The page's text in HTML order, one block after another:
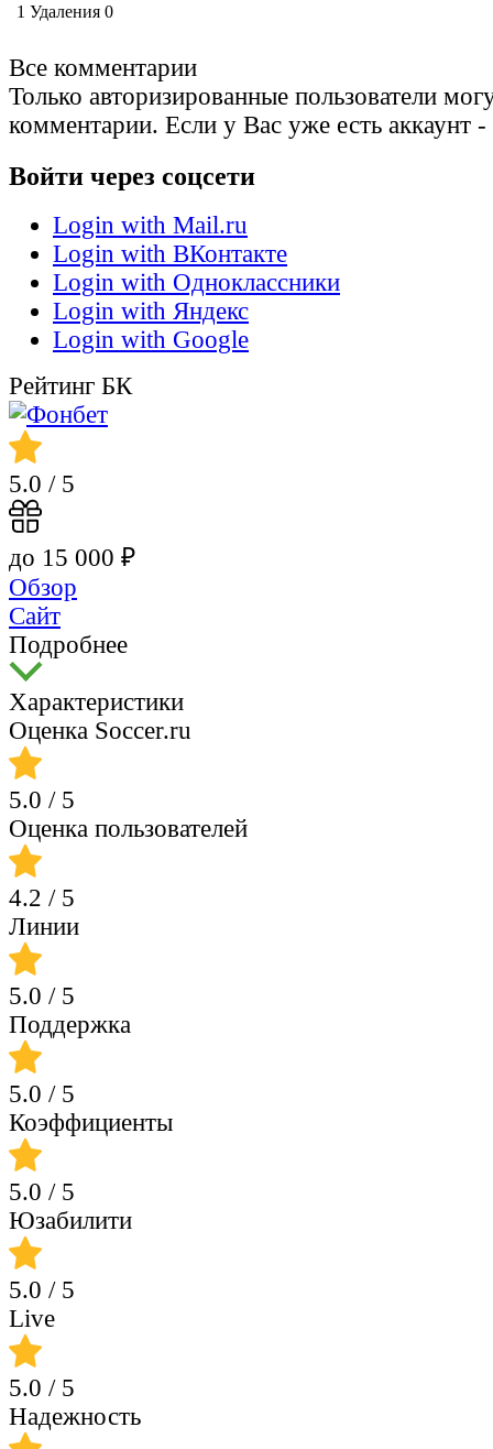
1 Удаления 0
Все комментарии
Только авторизированные пользователи
комментарии. Если у Вас уже есть аккаунт -
Войти через соцсети
Login with Mail.ru
Login with ВКонтакте
Login with Одноклассники
Login with Яндекс
Login with Google
Рейтинг БК
5.0 / 5
до 15 000 ₽
Обзор
Сайт
Подробнее
Характеристики
Оценка Soccer.ru
5.0 / 5
Оценка пользователей
4.2 / 5
Линии
5.0 / 5
Поддержка
5.0 / 5
Коэффициенты
5.0 / 5
Юзабилити
5.0 / 5
Live
5.0 / 5
Надежность